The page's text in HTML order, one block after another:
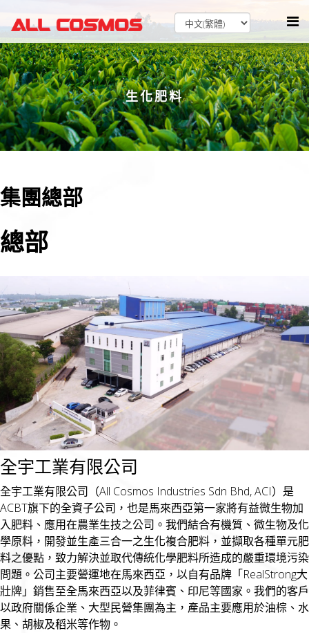
生化肥料
集團總部
總部
全宇工業有限公司
全宇工業有限公司（All Cosmos Industries Sdn Bhd, ACI）是
ACBT旗下的全資子公司，也是馬來西亞第一家將有益微生物加
入肥料、應用在農業生技之公司。我們結合有機質、微生物及化
學原料，開發並生產三合一之生化複合肥料，並擷取各種單元肥
料之優點，致力解決並取代傳統化學肥料所造成的嚴重環境污染
問題。公司主要營運地在馬來西亞，以自有品牌「RealStrong大
壯牌」銷售至全馬來西亞以及菲律賓、印尼等國家。我們的客戶
以政府關係企業、大型民營集團為主，產品主要應用於油棕、水
果、胡椒及稻米等作物。